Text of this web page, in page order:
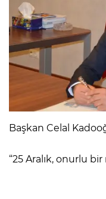
Başkan Celal
“25 Aralık, onurlu